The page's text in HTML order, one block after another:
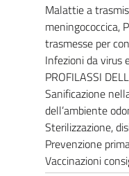
Malattie a
meningococcica,
trasmesse per
Infezioni da virus
PROFILASSI
Sanificazione
dell’ambiente
Sterilizzazione,
Prevenzione
Vaccinazioni